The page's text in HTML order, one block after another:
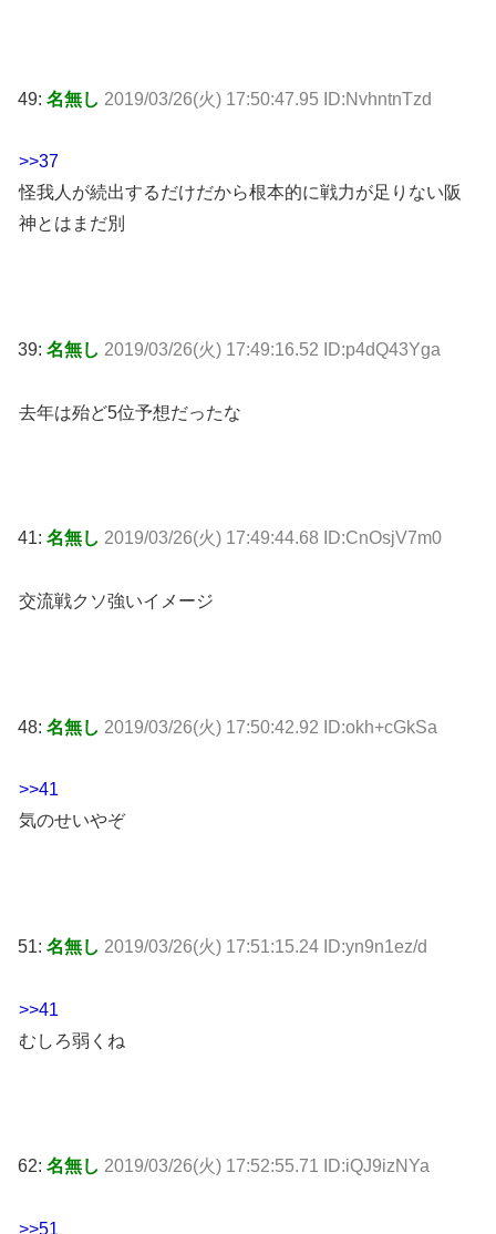
49: 名無し 2019/03/26(火) 17:50:47.95 ID:NvhntnTzd
>>37
怪我人が続出するだけだから根本的に戦力が足りない阪
神とはまだ別
39: 名無し 2019/03/26(火) 17:49:16.52 ID:p4dQ43Yga
去年は殆ど5位予想だったな
41: 名無し 2019/03/26(火) 17:49:44.68 ID:CnOsjV7m0
交流戦クソ強いイメージ
48: 名無し 2019/03/26(火) 17:50:42.92 ID:okh+cGkSa
>>41
気のせいやぞ
51: 名無し 2019/03/26(火) 17:51:15.24 ID:yn9n1ez/d
>>41
むしろ弱くね
62: 名無し 2019/03/26(火) 17:52:55.71 ID:iQJ9izNYa
>>51